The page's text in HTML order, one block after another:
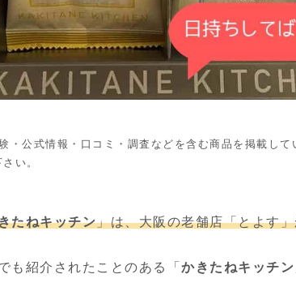
・公式情報・口コミ・調査などを含む商品を掲載し
い。
たねキッチン」は、大阪の老舗店「とよす
も紹介されたことのある「かきたねキッチン